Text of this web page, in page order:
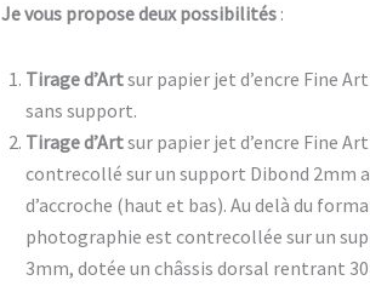
Je vous propose deux possibilités :
Tirage d’Artsur papier jet d’encre Fine
sans support.
Tirage d’Artsur papier jet d’encre Fine
contrecollé sur un support Dibond 2mm
d’accroche (haut et bas). Au delà du
photographie est contrecollée sur un
3mm, dotée un châssis dorsal rentrant